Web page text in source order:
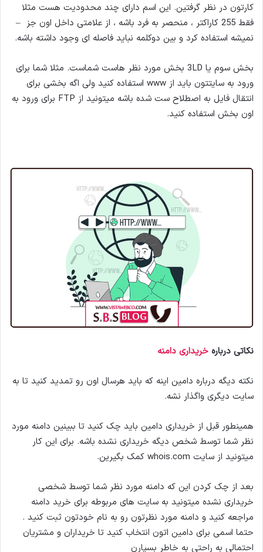
کارتون در نظر گرفتین. این اسم دارای چند محدودیت هست مثلا
فقط 255 کاراکتر ، منحصر به فرد باشه ، از علامتی داخل اون جز –
نمیشه استفاده کرد و بین دوکلمه نباید فاصله ای وجود داشته باشه.
بخش سوم یا 3LD بخش مورد نظر هاست شماست. مثلا شما برای
ورود به سایتتون باید از www استفاده کنید ولی اگه بخشی برای
انتقال فایل به اصطلاح ست شده باشه میتونید از FTP برای ورود به
اون بخش استفاده کنید.
نکاتی درباره خریداری دامنه
نکته دیگه درباره دامین اینه که باید هرسال اون رو تمدید کنید تا به
سایت دیگری واگذار نشه.
همینطور قبل از خریداری دامین باید چک کنید تا ببینین دامنه مورد
نظر شما توسط شخص دیگه خریداری نشده باشه. برای این کار
میتونید از سایت whois.com کمک بگیرین.
بعد از چک کردن این که دامنه مورد نظر شما توسط شخصی
خریداری نشده میتونید به سایت های مربوطه برای خرید دامنه
مراجعه کنید و دامنه مورد نظرتون رو به نام خودتون ثبت کنید .
حتما اسمی برای دامین اتون انتخاب کنید تا خریداران و مشتریان
احتمالی به راحتی به خاطر بسپارن